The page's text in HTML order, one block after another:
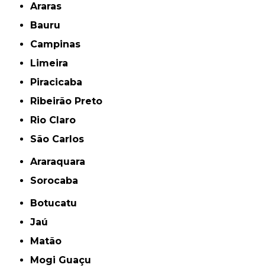
Araras
Bauru
Campinas
Limeira
Piracicaba
Ribeirão Preto
Rio Claro
São Carlos
Araraquara
Sorocaba
Botucatu
Jaú
Matão
Mogi Guaçu